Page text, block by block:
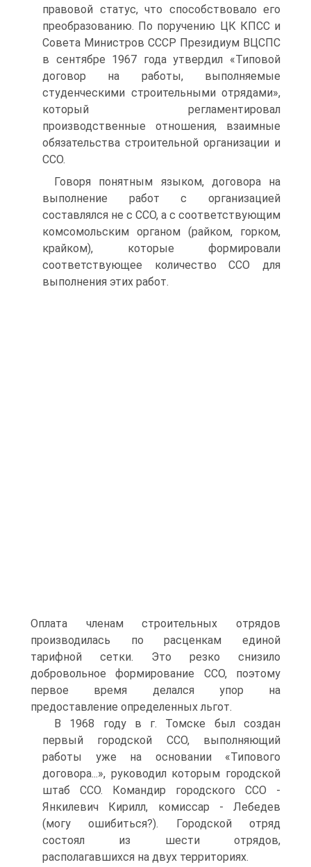
правовой статус, что способствовало его
преобразованию. По поручению ЦК КПСС и
Совета Министров СССР Президиум ВЦСПС
в сентябре 1967 года утвердил «Типовой
договор на работы, выполняемые
студенческими строительными отрядами»,
который регламентировал
производственные отношения, взаимные
обязательства строительной организации и
ССО.
Говоря понятным языком, договора на
выполнение работ с организацией
составлялся не с ССО, а с соответствующим
комсомольским органом (райком, горком,
крайком), которые формировали
соответствующее количество CCO для
выполнения этих работ.
Оплата членам строительных отрядов
производилась по расценкам единой
тарифной сетки. Это резко снизило
добровольное формирование ССО, поэтому
первое время делался упор на
предоставление определенных льгот.
В 1968 году в г. Томске был создан
первый городской ССО, выполняющий
работы уже на основании «Типового
договора...», руководил которым городской
штаб ССО. Командир городского CCO -
Янкилевич Кирилл, комиссар - Лебедев
(могу ошибиться?). Городской отряд
состоял из шести отрядов,
располагавшихся на двух территориях.